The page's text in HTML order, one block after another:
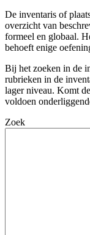
De inventaris of
overzicht van
formeel en globaal.
behoeft enige
Bij het zoeken in de
rubrieken in de
lager niveau. Komt
voldoen
Zoek